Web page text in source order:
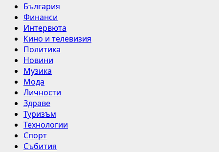
Primary
Menu
България
Финанси
Интервюта
Кино и телевизия
Политика
Новини
Музика
Мода
Личности
Здраве
Туризъм
Технологии
Спорт
Събития